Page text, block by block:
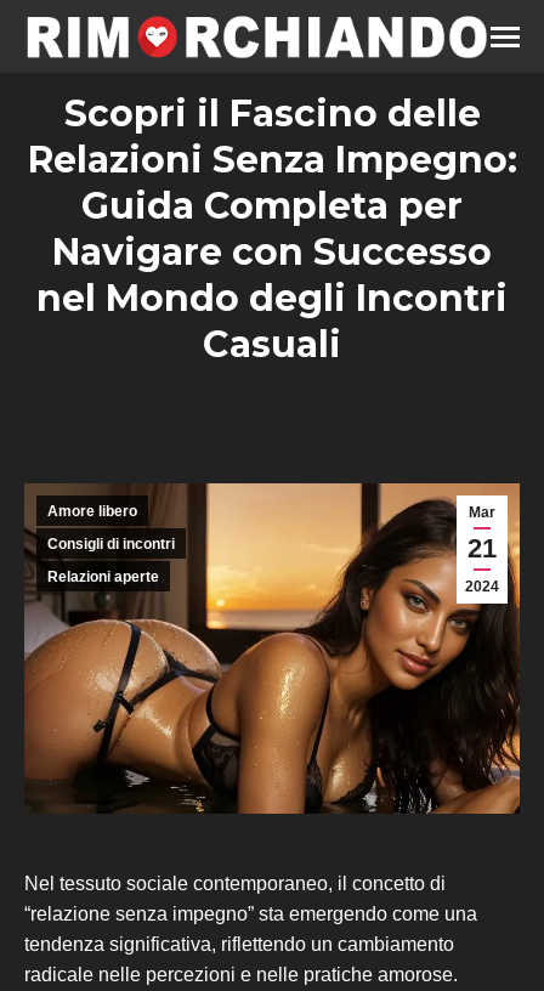
Scopri il Fascino delle
Relazioni Senza Impegno:
Guida Completa per
Navigare con Successo
nel Mondo degli Incontri
Casuali
Mar
21
2024
Amore libero
Consigli di incontri
Relazioni aperte
Nel tessuto sociale contemporaneo, il concetto di
“relazione senza impegno” sta emergendo come una
tendenza significativa, riflettendo un cambiamento
radicale nelle percezioni e nelle pratiche amorose.